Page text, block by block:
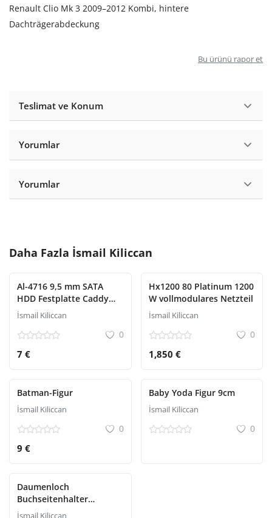
Renault Clio Mk 3 2009–2012 Kombi, hintere
Dachträgerabdeckung
Bu ürünü rapor et
Teslimat ve Konum
Yorumlar
Yorumlar
Daha Fazla İsmail Kiliccan
Al-4716 9,5 mm SATA
HDD Festplatte Caddy
Schlitten Box Laptop SSD
Installation
İsmail Kiliccan
0
7 €
Hx1200 80 Platinum 1200
W vollmodulares Netzteil
İsmail Kiliccan
0
1,850 €
Batman-Figur
İsmail Kiliccan
0
9 €
Baby Yoda Figur 9cm
İsmail Kiliccan
0
Daumenloch
Buchseitenhalter
Lesegerät
İsmail Kiliccan